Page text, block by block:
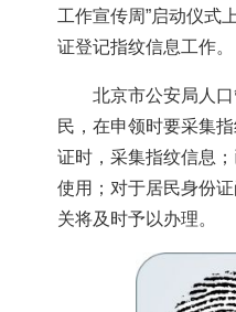
工作宣传周”启动仪式
证登记指纹信息工作。
北京市公安局人
民，在申领时要采集
证时，采集指纹信息
使用；对于居民身份
关将及时予以办理。